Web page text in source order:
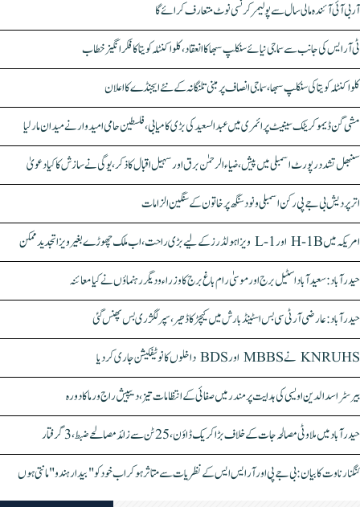
آر بی آئی آئندہ مالی سال سے پولیمر کرنسی نوٹ متعارف کرائے گا
ٹی آر ایس کی جانب سے سماجی نیائے سنکلپ سبھا کا انعقاد، کلواکنٹلہ کویتا کا فکر انگیز خطاب
کلواکنٹلہ کویتا کی سنکلپ سبھا، سماجی انصاف پر مبنی تلنگانہ کے نئے ایجنڈے کا اعلان
مشی گن ڈیموکریٹک سینیٹ پرائمری میں عبدالسعید کی بڑی کامیابی، فلسطین حامی امیدوار نے میدان مار لیا
سنبھل تشدد رپورٹ اسمبلی میں پیش، ضیاء الرحمٰن برق اور سہیل اقبال کا ذکر، یوگی نے سازش کا کیا دعویٰ
اتر پردیش بی جے پی رکن اسمبلی ونود سنگھ پر خاتون کے سنگین الزامات
امریکہ میں H-1B اور L-1 ویزا ہولڈرز کے لیے بڑی راحت، اب ملک چھوڑے بغیر ویزا تجدید ممکن
حیدرآباد: سعیدآباد اسٹیل برج اور موسیٰ رام باغ برج کا وزراء و دیگر رہنماؤں نے کیا معائنہ
حیدرآباد: عارضی آر ٹی سی بس اسٹینڈ بارش میں کیچڑ کا ڈھیر، سپر لگژری بس پھنس گئی
KNRUHS نے MBBS اور BDS داخلوں کا نوٹیفکیشن جاری کر دیا
بیرسٹر اسدالدین اویسی کی ہدایت پر مندر میں صفائی کے انتظامات تیز، دیپیش راج ورما کا دورہ
حیدرآباد میں ملاوٹی مصالحہ جات کے خلاف بڑا کریک ڈاؤن، 25 ٹن سے زائد مصالحے ضبط، 3 گرفتار
کنگنا رناوت کا بیان: بی جے پی اور آر ایس ایس کے نظریات سے متاثر ہو کر اب خود کو "بیدار ہندو" مانتی ہوں